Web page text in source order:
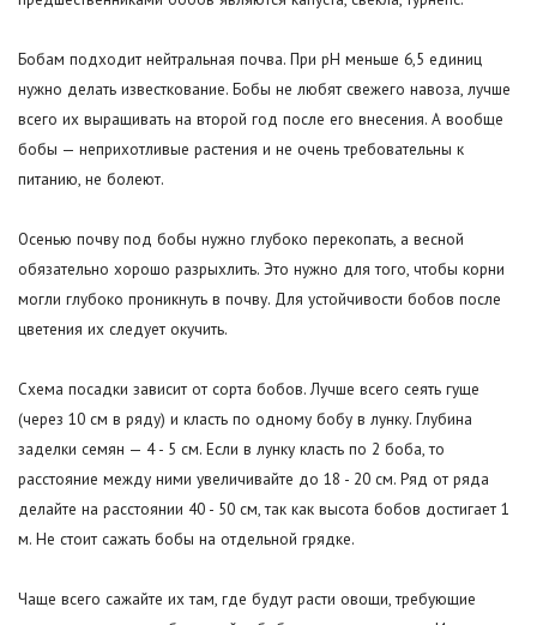
Бобам подходит нейтральная почва. При рН меньше 6,5 единиц
нужно делать известкование. Бобы не любят свежего навоза, лучше
всего их выращивать на второй год после его внесения. А вообще
бобы — неприхотливые растения и не очень требовательны к
питанию, не болеют.
Осенью почву под бобы нужно глубоко перекопать, а весной
обязательно хорошо разрыхлить. Это нужно для того, чтобы корни
могли глубоко проникнуть в почву. Для устойчивости бобов после
цветения их следует окучить.
Схема посадки зависит от сорта бобов. Лучше всего сеять гуще
(через 10 см в ряду) и класть по одному бобу в лунку. Глубина
заделки семян — 4 - 5 см. Если в лунку класть по 2 боба, то
расстояние между ними увеличивайте до 18 - 20 см. Ряд от ряда
делайте на расстоянии 40 - 50 см, так как высота бобов достигает 1
м. Не стоит сажать бобы на отдельной грядке.
Чаще всего сажайте их там, где будут расти овощи, требующие